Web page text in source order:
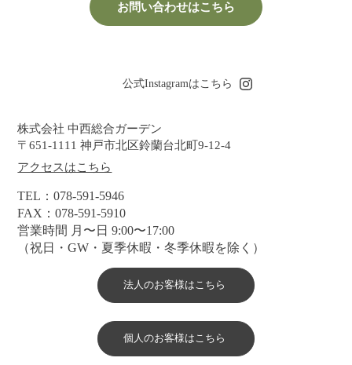
お問い合わせはこちら
公式Instagramはこちら
​株式会社 中西総合ガーデン
〒651-1111 神戸市北区鈴蘭台北町9-12-4
アクセスはこちら
TEL：078-591-5946
FAX：078-591-5910
営業時間 月〜日 9:00〜17:00
（祝日・GW・夏季休暇・冬季休暇を除く）
法人のお客様はこちら
個人のお客様はこちら